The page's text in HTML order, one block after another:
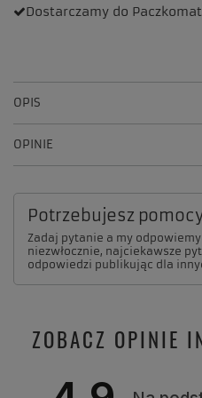
Dostarczamy do
OPIS
OPINIE
Potrzebujesz
Zadaj pytanie a my odpowiemy
niezwłocznie, najciekawsze
odpowiedzi publikując dla
ZOBACZ OPINIE